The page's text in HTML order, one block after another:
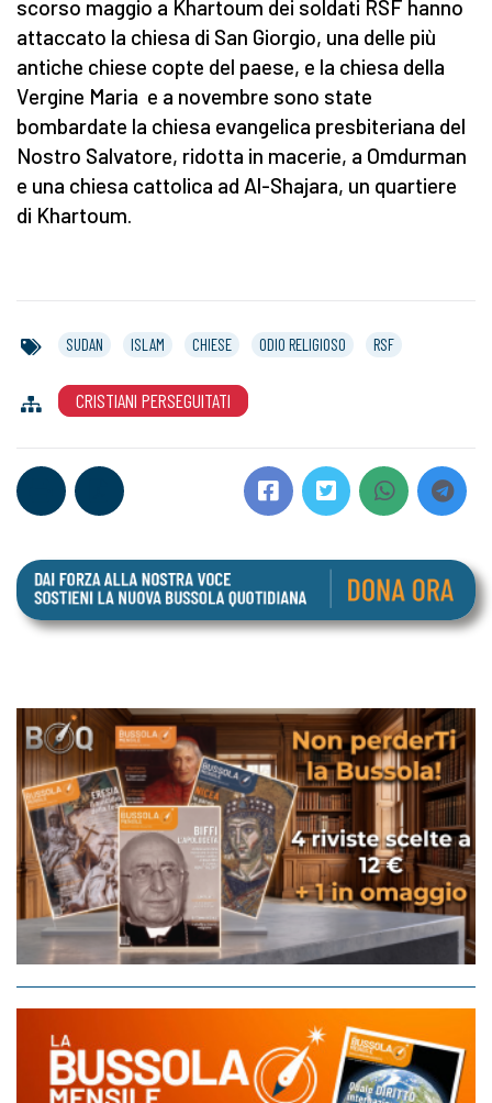
scorso maggio a Khartoum dei soldati RSF hanno
attaccato la chiesa di San Giorgio, una delle più
antiche chiese copte del paese, e la chiesa della
Vergine Maria e a novembre sono state
bombardate la chiesa evangelica presbiteriana del
Nostro Salvatore, ridotta in macerie, a Omdurman
e una chiesa cattolica ad Al-Shajara, un quartiere
di Khartoum.
SUDAN ISLAM CHIESE ODIO RELIGIOSO RSF
CRISTIANI PERSEGUITATI